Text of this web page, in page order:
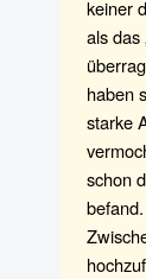
keiner
als das
haben
starke
schon